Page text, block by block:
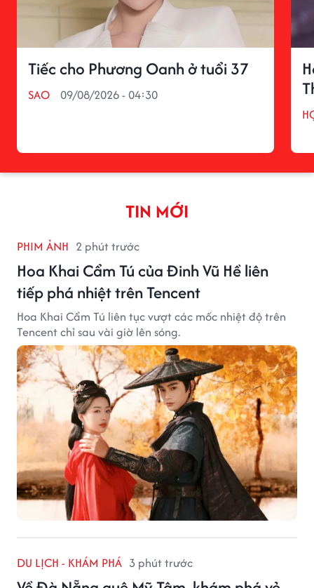
Tiếc cho Phương Oanh ở tuổi 37
SAO 09/08/2026 - 04:30
TIN MỚI
PHIM ẢNH 2 phút trước
Hoa Khai Cẩm Tú của Đinh Vũ Hề liên
tiếp phá nhiệt trên Tencent
Hoa Khai Cẩm Tú liên tục vượt các mốc nhiệt độ trên
Tencent chỉ sau vài giờ lên sóng.
DU LỊCH - KHÁM PHÁ 3 phút trước